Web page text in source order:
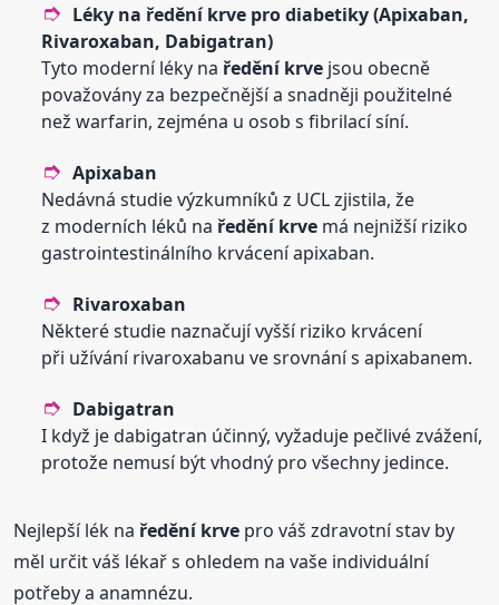
Léky naředění krve pro diabetiky (Apixaban,
Rivaroxaban, Dabigatran)
Tyto moderní léky naředění krve jsou obecně
považovány za bezpečnější a snadněji použitelné
než warfarin, zejména u osob s fibrilací síní.
Apixaban
Nedávná studie výzkumníků z UCL zjistila, že
z moderních léků naředění krve má nejnižší riziko
gastrointestinálního krvácení apixaban.
Rivaroxaban
Některé studie naznačují vyšší riziko krvácení
při užívání rivaroxabanu ve srovnání s apixabanem.
Dabigatran
I když je dabigatran účinný, vyžaduje pečlivé zvážení,
protože nemusí být vhodný pro všechny jedince.
Nejlepší lék naředění krve pro váš zdravotní stav by
měl určit váš lékař s ohledem na vaše individuální
potřeby a anamnézu.